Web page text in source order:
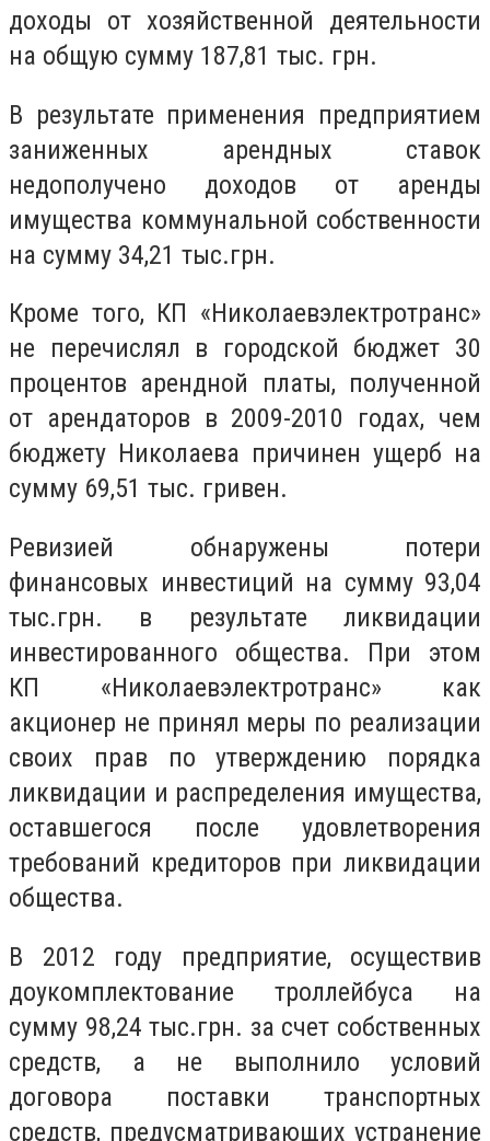
доходы от хозяйственной деятельности
на общую сумму 187,81 тыс. грн.
В результате применения предприятием
заниженных арендных ставок
недополучено доходов от аренды
имущества коммунальной собственности
на сумму 34,21 тыс.грн.
Кроме того, КП «Николаевэлектротранс»
не перечислял в городской бюджет 30
процентов арендной платы, полученной
от арендаторов в 2009-2010 годах, чем
бюджету Николаева причинен ущерб на
сумму 69,51 тыс. гривен.
Ревизией обнаружены потери
финансовых инвестиций на сумму 93,04
тыс.грн. в результате ликвидации
инвестированного общества. При этом
КП «Николаевэлектротранс» как
акционер не принял меры по реализации
своих прав по утверждению порядка
ликвидации и распределения имущества,
оставшегося после удовлетворения
требований кредиторов при ликвидации
общества.
В 2012 году предприятие, осуществив
доукомплектование троллейбуса на
сумму 98,24 тыс.грн. за счет собственных
средств, а не выполнило условий
договора поставки транспортных
средств, предусматривающих устранение